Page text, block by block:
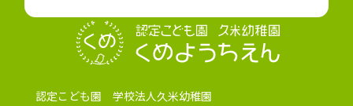
認定こども園 学校法人久米幼稚園